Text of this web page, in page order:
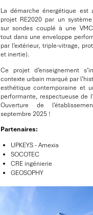
La démarche énergétique
projet RE2020 par un
sur sondes couplé à une
tout dans une enveloppe
par l’extérieur, triple-vitrage,
et inertie).
Ce projet d’enseignement
contexte urbain marqué par
esthétique contemporaine et
performante, respectueuse de
Ouverture de
septembre 2025 !
Partenaires:
UPKEYS - Amexia
SOCOTEC
CRE ingénierie
GEOSOPHY